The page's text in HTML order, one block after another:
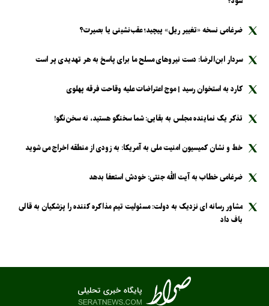
ضرغامی نسخه «تغییر ریل» پیچید؛ عقب‌نشینی یا بصیرت؟
سردار ابن‌الرضا: دست نیرو‌های مسلح ما برای پاسخ به هر تهدیدی پر است
کارد به استخوان رسید | موج اعتراضات علیه وقاحت فرقه پهلوی
تذکر یک نماینده مجلس به بقایی: شما سخنگو هستید، نه سخن‌نگو!
خط و نشان کمیسیون امنیت ملی به آمریکا: به زودی از منطقه اخراج می شوید
ضرغامی خطاب به آیت الله جنتی: خودش استعفا بدهد
مشاور رسانه ای نزدیک به دولت: مسئولیت تیم مذاکره کننده را پزشکیان به قالی
باف داد